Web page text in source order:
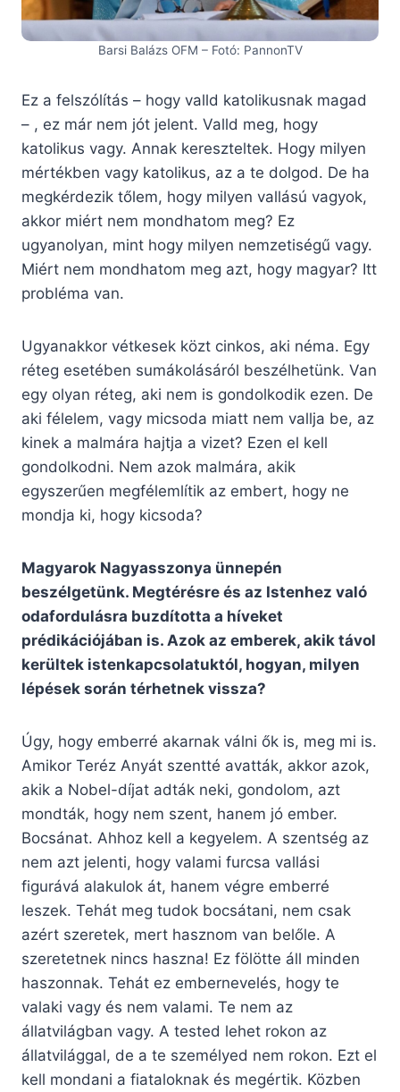
Barsi Balázs OFM – Fotó: PannonTV
Ez a felszólítás – hogy valld katolikusnak magad
– , ez már nem jót jelent. Valld meg, hogy
katolikus vagy. Annak kereszteltek. Hogy milyen
mértékben vagy katolikus, az a te dolgod. De ha
megkérdezik tőlem, hogy milyen vallású vagyok,
akkor miért nem mondhatom meg? Ez
ugyanolyan, mint hogy milyen nemzetiségű vagy.
Miért nem mondhatom meg azt, hogy magyar? Itt
probléma van.
Ugyanakkor vétkesek közt cinkos, aki néma. Egy
réteg esetében sumákolásáról beszélhetünk. Van
egy olyan réteg, aki nem is gondolkodik ezen. De
aki félelem, vagy micsoda miatt nem vallja be, az
kinek a malmára hajtja a vizet? Ezen el kell
gondolkodni. Nem azok malmára, akik
egyszerűen megfélemlítik az embert, hogy ne
mondja ki, hogy kicsoda?
Magyarok Nagyasszonya ünnepén
beszélgetünk. Megtérésre és az Istenhez való
odafordulásra buzdította a híveket
prédikációjában is. Azok az emberek, akik távol
kerültek istenkapcsolatuktól, hogyan, milyen
lépések során térhetnek vissza?
Úgy, hogy emberré akarnak válni ők is, meg mi is.
Amikor Teréz Anyát szentté avatták, akkor azok,
akik a Nobel-díjat adták neki, gondolom, azt
mondták, hogy nem szent, hanem jó ember.
Bocsánat. Ahhoz kell a kegyelem. A szentség az
nem azt jelenti, hogy valami furcsa vallási
figurává alakulok át, hanem végre emberré
leszek. Tehát meg tudok bocsátani, nem csak
azért szeretek, mert hasznom van belőle. A
szeretetnek nincs haszna! Ez fölötte áll minden
haszonnak. Tehát ez embernevelés, hogy te
valaki vagy és nem valami. Te nem az
állatvilágban vagy. A tested lehet rokon az
állatvilággal, de a te személyed nem rokon. Ezt el
kell mondani a fiataloknak és megértik. Közben